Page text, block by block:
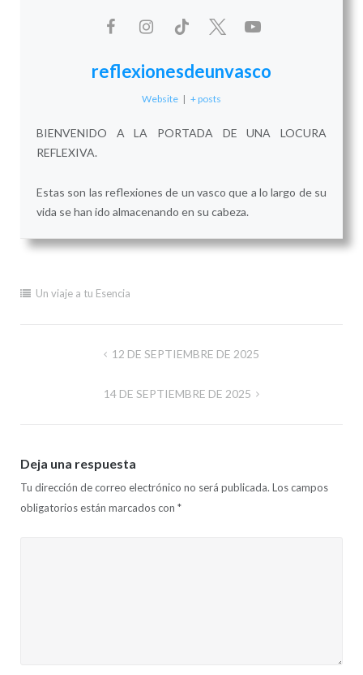
reflexionesdeunvasco
Website | + posts
BIENVENIDO A LA PORTADA DE UNA LOCURA
REFLEXIVA.
Estas son las reflexiones de un vasco que a lo largo de su
vida se han ido almacenando en su cabeza.
Un viaje a tu Esencia
Navegación12 DE SEPTIEMBRE DE 2025
14 DE SEPTIEMBRE DE 2025
Deja una respuesta
Tu dirección de correo electrónico no será publicada. Los campos
obligatorios están marcados con *